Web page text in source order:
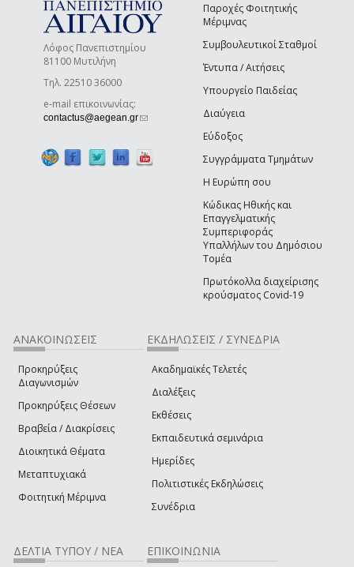
Λόφος Πανεπιστημίου
81100 Μυτιλήνη
Τηλ. 22510 36000
e-mail επικοινωνίας:
contactus@aegean.gr(link sends e-mail)
Παροχές Φοιτητικής
Μέριμνας
Συμβουλευτικοί Σταθμοί
Έντυπα / Αιτήσεις
Υπουργείο Παιδείας
Διαύγεια
Εύδοξος
Συγγράμματα Τμημάτων
Η Ευρώπη σου
Κώδικας Ηθικής και
Επαγγελματικής
Συμπεριφοράς
Υπαλλήλων του Δημόσιου
Τομέα
Πρωτόκολλα διαχείρισης
κρούσματος Covid-19
ΑΝΑΚΟΙΝΩΣΕΙΣ
Προκηρύξεις
Διαγωνισμών
Προκηρύξεις Θέσεων
Βραβεία / Διακρίσεις
Διοικητικά Θέματα
Μεταπτυχιακά
Φοιτητική Μέριμνα
ΕΚΔΗΛΩΣΕΙΣ / ΣΥΝΕΔΡΙΑ
Ακαδημαϊκές Τελετές
Διαλέξεις
Εκθέσεις
Εκπαιδευτικά σεμινάρια
Ημερίδες
Πολιτιστικές Εκδηλώσεις
Συνέδρια
ΔΕΛΤΙΑ ΤΥΠΟΥ / ΝΕΑ ΕΠΙΚΟΙΝΩΝΙΑ